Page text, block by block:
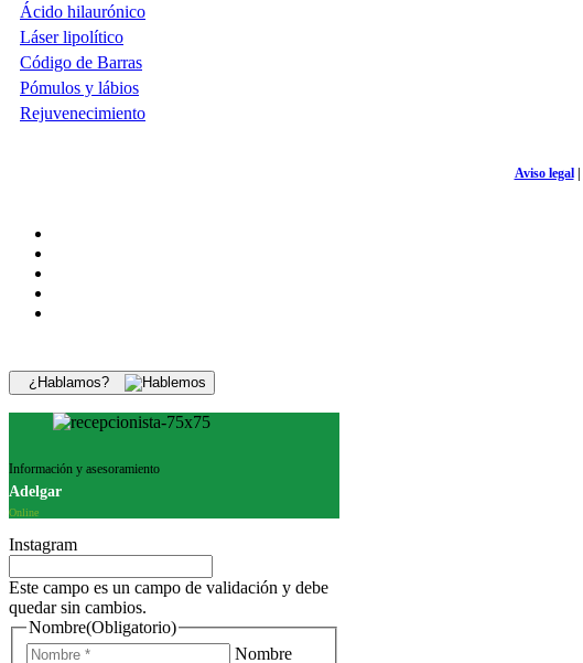
Ácido hilaurónico
Láser lipolítico
Código de Barras
Pómulos y lábios
Rejuvenecimiento
Aviso legal|
¿Hablamos?
Información y asesoramiento
Adelgar
Online
Instagram
Este campo es un campo de validación y debe
quedar sin cambios.
Nombre(Obligatorio)
Nombre